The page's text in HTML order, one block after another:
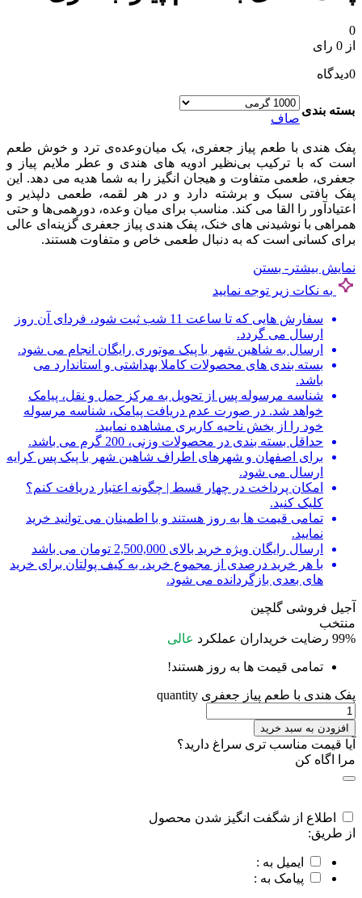
0
از 0 رای
0دیدگاه
بسته بندی
صاف
پفک هندی با طعم پیاز جعفری، یک میان‌وعده‌ی ترد و خوش‌ طعم
است که با ترکیب بی‌نظیر ادویه‌ های هندی و عطر ملایم پیاز و
جعفری، طعمی متفاوت و هیجان‌ انگیز را به شما هدیه می‌ دهد. این
پفک بافتی سبک و برشته دارد و در هر لقمه، طعمی دلپذیر و
اعتیادآور را القا می‌ کند. مناسب برای میان‌ وعده، دورهمی‌ها و حتی
همراهی با نوشیدنی‌ های خنک، پفک هندی پیاز جعفری گزینه‌ای عالی
برای کسانی است که به دنبال طعمی خاص و متفاوت هستند.
نمایش بیشتر - بستن
به نکات زیر توجه نمایید
سفارش هایی که تا ساعت 11 شب ثبت شود، فردای آن روز
ارسال می گردد.
ارسال به شاهین شهر با پیک موتوری رایگان انجام می شود.
بسته بندی های محصولات کاملا بهداشتی و استاندارد می
باشد.
شناسه مرسوله پس از تحویل به مرکز حمل و نقل، پیامک
خواهد شد. در صورت عدم دریافت پیامک، شناسه مرسوله
خود را از بخش ناحیه کاربری مشاهده نمایید.
حداقل بسته بندی در محصولات وزنی، 200 گرم می باشد.
برای اصفهان و شهرهای اطراف شاهین شهر با پیک پس کرایه
ارسال می شود.
امکان پرداخت در چهار قسط | چگونه اعتبار دریافت کنم؟
کلیک کنید.
تمامی قیمت ها به روز هستند و با اطمینان می توانید خرید
نمایید.
ارسال رایگان ویژه خرید بالای 2,500,000 تومان می باشد
با هر خرید درصدی از مجموع خرید، به کیف پولتان برای خرید
های بعدی بازگردانده می شود.
آجیل فروشی گلچین
منتخب
99% رضایت خریداران عملکرد عالی
تمامی قیمت ها به روز هستند!
پفک هندی با طعم پیاز جعفری quantity
افزودن به سبد خرید
آیا قیمت مناسب تری سراغ دارید؟
مرا اگاه کن
اطلاع از شگفت انگیز شدن محصول
از طریق:
ایمیل به :
پیامک به :